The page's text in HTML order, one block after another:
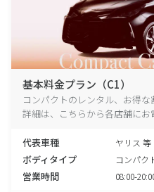
基本料金プラン（C1）
コンパクトのレンタル、お得
詳細は、こちらから各店舗にお
代表車種 ヤリス 等
ボディタイプ コンパク
営業時間 08:00-